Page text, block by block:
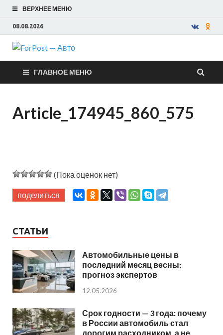
ВЕРХНЕЕ МЕНЮ
08.08.2026
ForPost —
Авто
ГЛАВНОЕ МЕНЮ
Article_174945_860_575
(Пока оценок нет)
поделиться
СТАТЬИ
Автомобильные цены в
последний месяц весны:
прогноз экспертов
12.05.2026
Срок годности — 3 года: почему
в России автомобиль стал
дорогим расходником, а не